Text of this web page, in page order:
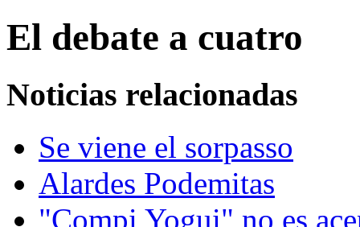
El debate a cuatro
Noticias relacionadas
Se viene el sorpasso
Alardes Podemitas
"Compi Yogui" no es